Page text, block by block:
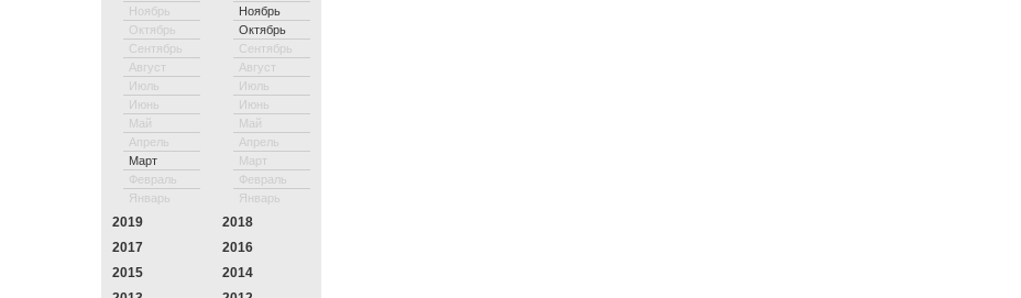
Ноябрь
Октябрь
Сентябрь
Август
Июль
Июнь
Май
Апрель
Март
Февраль
Январь
Ноябрь
Октябрь
Сентябрь
Август
Июль
Июнь
Май
Апрель
Март
Февраль
Январь
2019
2018
2017
2016
2015
2014